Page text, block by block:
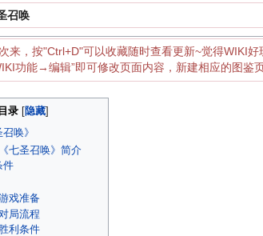
召唤
来，按"Ctrl+D"可以收藏随时查看更新~觉得WIKI
功能→编辑”即可修改页面内容，新建相应的图鉴
目录
召唤》
《七圣召唤》简介
件
戏准备
对局流程
胜利条件